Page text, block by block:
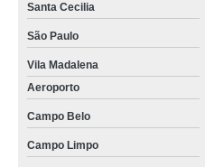
Santa Cecilia
São Paulo
Vila Madalena
Aeroporto
Campo Belo
Campo Limpo